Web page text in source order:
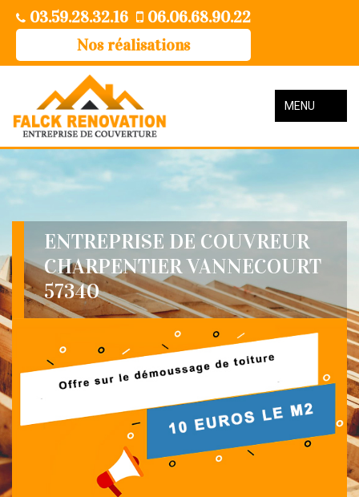
03.59.28.32.16
06.06.68.90.22
Nos réalisations
MENU
ENTREPRISE DE COUVREUR
CHARPENTIER VANNECOURT
57340